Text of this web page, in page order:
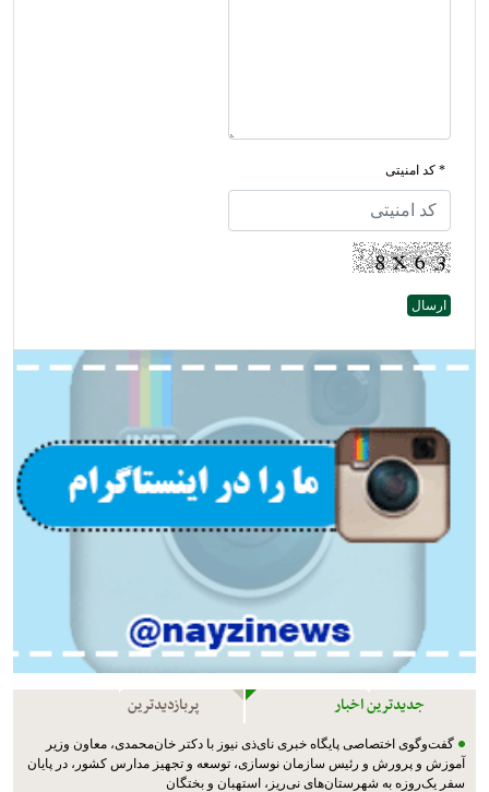
* کد امنیتی
جدیدترین اخبار پربازدیدترین
گفت‌وگوی اختصاصی پایگاه خبری نای‌ذی نیوز با دکتر خان‌محمدی، معاون وزیر
آموزش و پرورش و رئیس سازمان نوسازی، توسعه و تجهیز مدارس کشور، در پایان
سفر یک‌روزه به شهرستان‌های نی‌ریز، استهبان و بختگان